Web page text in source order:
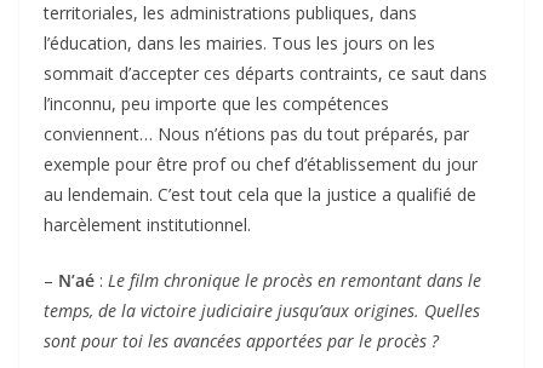
territoriales, les administrations publiques, dans
l’éducation, dans les mairies. Tous les jours on les
sommait d’accepter ces départs contraints, ce saut dans
l’inconnu, peu importe que les compétences
conviennent… Nous n’étions pas du tout préparés, par
exemple pour être prof ou chef d’établissement du jour
au lendemain. C’est tout cela que la justice a qualifié de
harcèlement institutionnel.
– N’aé : Le film chronique le procès en remontant dans le
temps, de la victoire judiciaire jusqu’aux origines. Quelles
sont pour toi les avancées apportées par le procès ?